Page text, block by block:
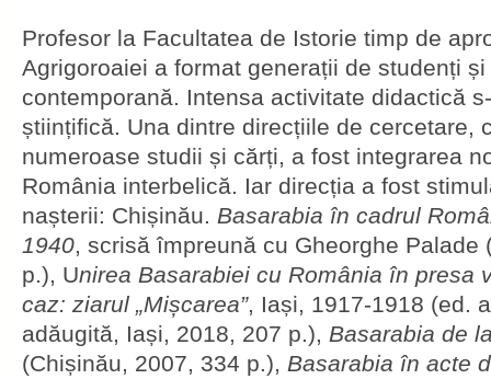
Profesor la Facultatea de Istorie timp de
Agrigoroaiei a format generații de studenți
contemporană. Intensa activitate didactică
științifică. Una dintre direcțiile de cercetare,
numeroase studii și cărți, a fost integrarea
România interbelică. Iar direcția a fost
nașterii: Chișinău. Basarabia în cadrul
1940, scrisă împreună cu Gheorghe Palade
p.), Unirea Basarabiei cu România în presa
caz: ziarul „Mișcarea”, Iași, 1917-1918 (ed.
adăugită, Iași, 2018, 207 p.), Basarabia de
(Chișinău, 2007, 334 p.), Basarabia în acte